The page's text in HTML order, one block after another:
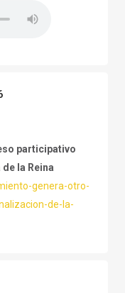
participativo
la Reina
genera-otro-
de-la-